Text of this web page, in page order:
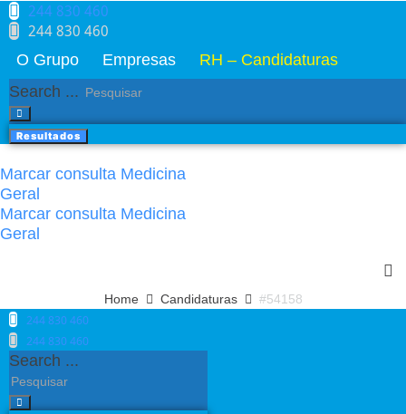
244 830 460​
244 830 460​
O Grupo Empresas
RH – Candidaturas
Search ...
Resultados
Marcar consulta Medicina
Geral
Marcar consulta Medicina
Geral
Home Candidaturas #54158
244 830 460​
244 830 460​
Search ...